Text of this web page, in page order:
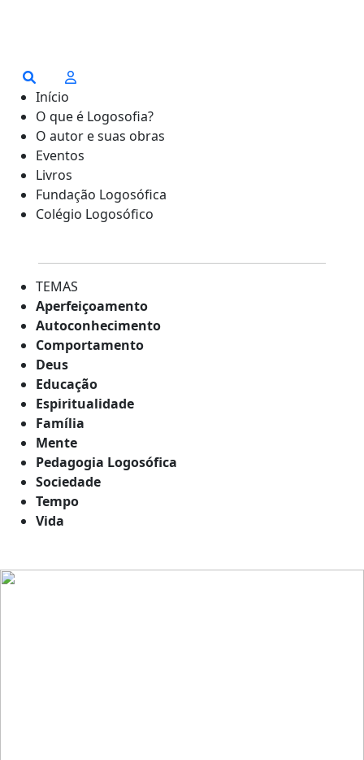
Início
O que é Logosofia?
O autor e suas obras
Eventos
Livros
Fundação Logosófica
Colégio Logosófico
TEMAS
Aperfeiçoamento
Autoconhecimento
Comportamento
Deus
Educação
Espiritualidade
Família
Mente
Pedagogia Logosófica
Sociedade
Tempo
Vida